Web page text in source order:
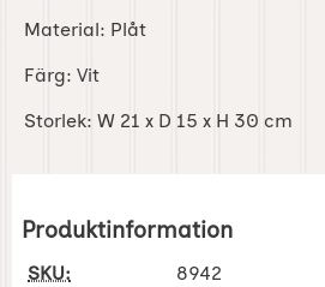
Material: Plåt
Färg: Vit
Storlek: W 21 x D 15 x H 30 cm
Produktinformation
SKU: 8942